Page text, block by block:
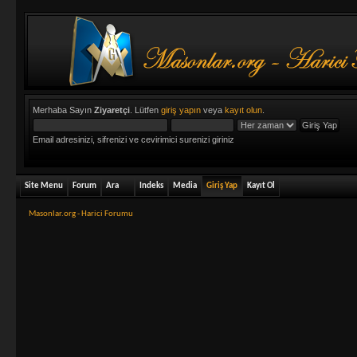
Merhaba SayınZiyaretçi . Lütfengiriş yapın veyakayıt olun
Email adresinizi, sifrenizi ve cevirimici surenizi giriniz
Site Menu Forum Ara Indeks Media Giriş Yap Kayıt Ol
Masonlar.org - Harici Forumu